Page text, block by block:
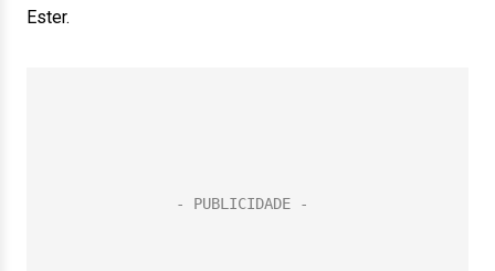
Ester.